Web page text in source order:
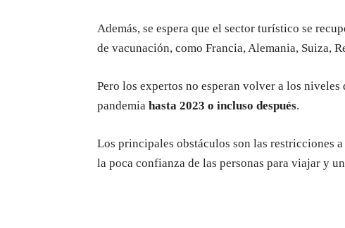
Además, se espera que el sector turístico se
de vacunación, como Francia, Alemania, Suiza,
Pero los expertos no esperan volver a los
pandemia hasta 2023 o incluso después.
Los principales obstáculos son las restricciones
la poca confianza de las personas para viajar y